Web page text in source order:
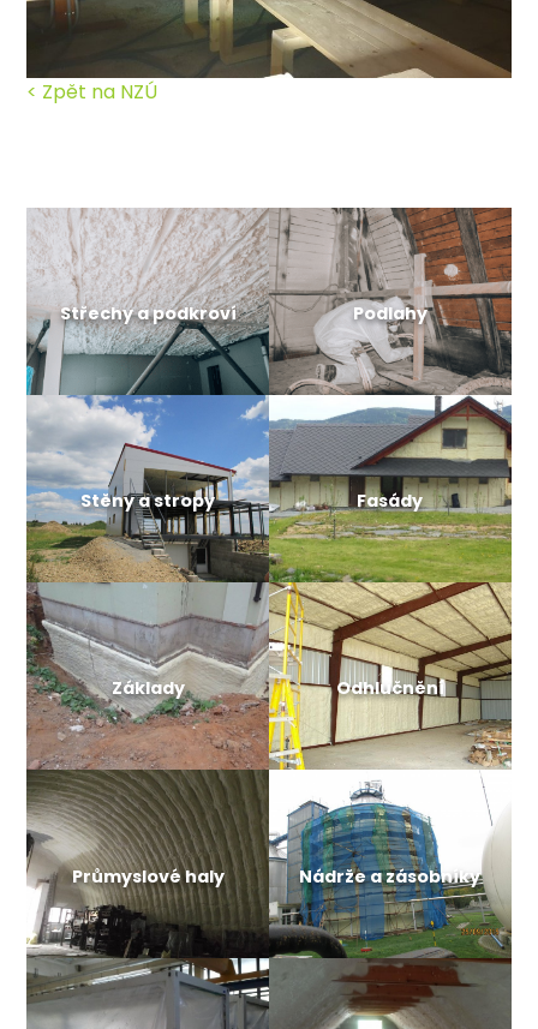
< Zpět na NZÚ
Střechy a podkroví Podlahy
Stěny a stropy Fasády
Základy Odhlučnění
Průmyslové haly Nádrže a zásobníky